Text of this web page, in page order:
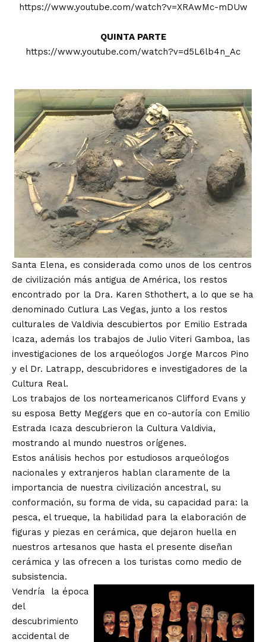
https://www.youtube.com/watch?v=XRAwMc-mDUw
QUINTA PARTE
https://www.youtube.com/watch?v=d5L6lb4n_Ac
Santa Elena, es considerada como unos de los centros
de civilización más antigua de América, los restos
encontrado por la Dra. Karen Sthothert, a lo que se ha
denominado Cutlura Las Vegas, junto a los restos
culturales de Valdivia descubiertos por Emilio Estrada
Icaza, además los trabajos de Julio Viteri Gamboa, las
investigaciones de los arqueólogos Jorge Marcos Pino
y el Dr. Latrapp, descubridores e investigadores de la
Cultura Real.
Los trabajos de los norteamericanos Clifford Evans y
su esposa Betty Meggers que en co-autoría con Emilio
Estrada Icaza descubrieron la Cultura Valdivia,
mostrando al mundo nuestros orígenes.
Estos análisis hechos por estudiosos arqueólogos
nacionales y extranjeros hablan claramente de la
importancia de nuestra civilización ancestral, su
conformación, su forma de vida, su capacidad para: la
pesca, el trueque, la habilidad para la elaboración de
figuras y piezas en cerámica, que dejaron huella en
nuestros artesanos que hasta el presente diseñan
cerámica y las ofrecen a los turistas como medio de
subsistencia.
Vendría la época
del
descubrimiento
accidental de